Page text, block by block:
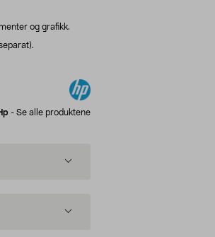
og grafikk.
- Se alle produktene